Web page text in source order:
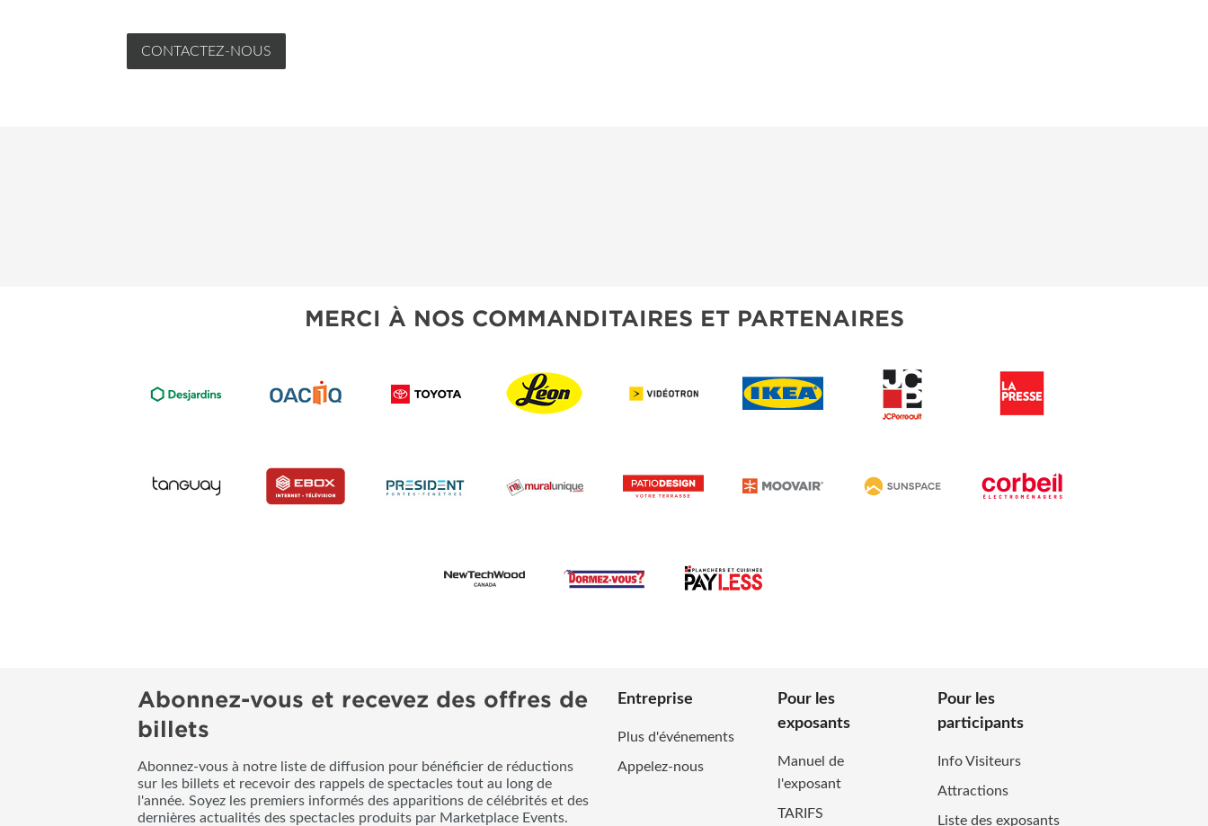
CONTACTEZ-NOUS
MERCI À NOS COMMANDITAIRES ET PARTENAIRES
Abonnez-vous et recevez des offres de
billets
Abonnez-vous à notre liste de diffusion pour bénéficier de réductions
sur les billets et recevoir des rappels de spectacles tout au long de
l'année. Soyez les premiers informés des apparitions de célébrités et des
dernières actualités des spectacles produits par Marketplace Events.
Entreprise
Plus d'événements
Appelez-nous
Pour les
exposants
Manuel de
l'exposant
TARIFS
Pour les
participants
Info Visiteurs
Attractions
Liste des exposants